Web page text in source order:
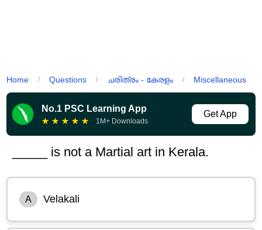
Home / Questions / ചരിത്രം - കേരളം / Miscellaneous
No.1 PSC Learning App
★ ★ ★ ★ ★ 1M+ Downloads
Get App
_____ is not a Martial art in Kerala.
A Velakali